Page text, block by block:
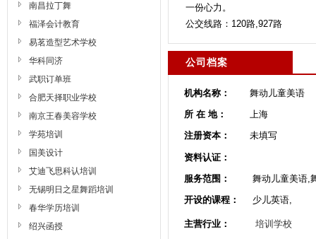
南昌拉丁舞
福泽会计教育
易茗造型艺术学校
华科同济
武职订单班
合肥天择职业学校
南京王春美容学校
学苑培训
国美设计
艾迪飞思科认培训
无锡明日之星舞蹈培训
春华学历培训
绍兴函授
一份心力。
公交线路：120路,927路
公司档案
机构名称：
舞动儿童美语
所 在 地：
上海
注册资本：
未填写
资料认证：
服务范围：
舞动儿童美语,
开设的课程：
少儿英语,
主营行业： 培训学校